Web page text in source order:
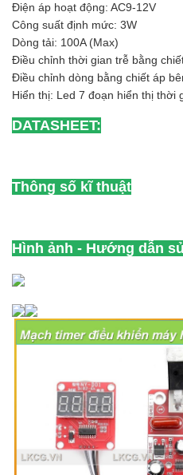
Điện áp hoạt động: AC9-12V
Công suất định mức: 3W
Dòng tải: 100A (Max)
Điều chỉnh thời gian trễ bằng
Điều chỉnh dòng bằng chiết áp
Hiển thị: Led 7 đoạn hiển thị thời
DATASHEET:
Thông số kĩ thuật
Hình ảnh - Hướng dẫn